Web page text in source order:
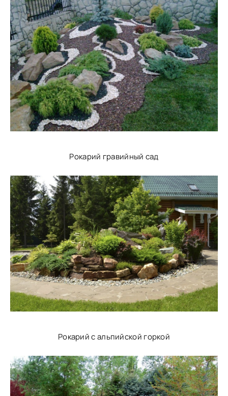
Рокарий гравийный сад
Рокарий с альпийской горкой